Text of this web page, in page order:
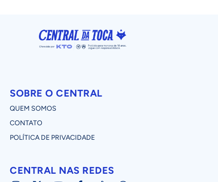
SOBRE O CENTRAL
QUEM SOMOS
CONTATO
POLÍTICA DE PRIVACIDADE
CENTRAL NAS REDES